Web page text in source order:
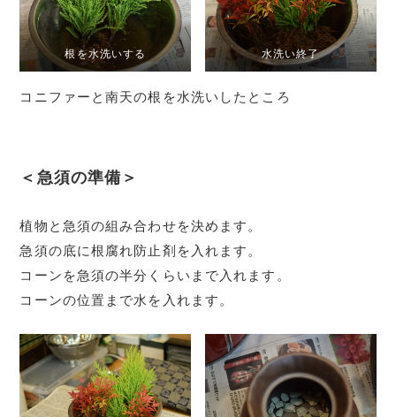
根を水洗いする 水洗い終了
コニファーと南天の根を水洗いしたところ
＜急須の準備＞
植物と急須の組み合わせを決めます。
急須の底に根腐れ防止剤を入れます。
コーンを急須の半分くらいまで入れます。
コーンの位置まで水を入れます。